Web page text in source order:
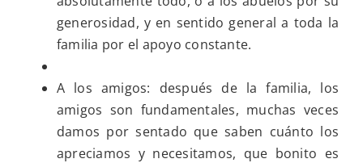
generosidad, y en sentido general a toda la
familia por el apoyo constante.
A los amigos: después de la familia, los
amigos son fundamentales, muchas veces
damos por sentado que saben cuánto los
apreciamos y necesitamos, que bonito es